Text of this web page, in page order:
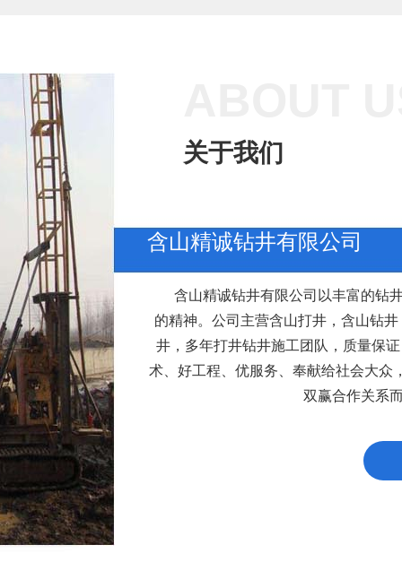
关于我们
含山精诚钻井有限公司
含山精诚钻井有限公司以丰富的钻
的精神。公司主营含山打井，含山钻
井，多年打井钻井施工团队，质量保
术、好工程、优服务、奉献给社会大众
双赢合作关系